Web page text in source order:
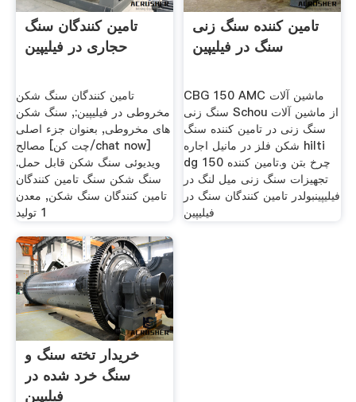
تامین کنندگان سنگ
حجاری در فیلیپین
تامین کنندگان سنگ شکن
مخروطی در فیلیپین:, سنگ شکن
های مخروطی, بعنوان جزء اصلی
مصالح [چت کن/chat now]
ویدیوئی سنگ شکن قابل حمل.
سنگ شکن سنگ تامین کنندگان
تامین کنندگان سنگ شکن, معدن
1 تولید
تامین کننده سنگ زنی
سنگ در فیلیپین
CBG 150 AMC ماشین آلات
سنگ زنی Schou از ماشین آلات
سنگ زنی در تامین کننده سنگ
شکن فلز در مانیل اجاره hilti
dg 150 چرخ بتن و.تامین کننده
تجهیزات سنگ زنی میل لنگ در
فیلیپینبولدر تامین کنندگان سنگ در
فیلیپین
خریدار تخته سنگ و
سنگ خرد شده در
فیلیپین